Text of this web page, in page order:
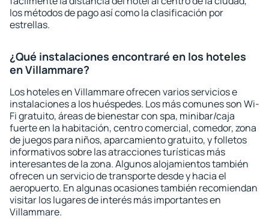
los métodos de pago así como la clasificación por
estrellas.
¿Qué instalaciones encontraré en los hoteles
en Villammare?
Los hoteles en Villammare ofrecen varios servicios e
instalaciones a los huéspedes. Los más comunes son Wi-
Fi gratuito, áreas de bienestar con spa, minibar/caja
fuerte en la habitación, centro comercial, comedor, zona
de juegos para niños, aparcamiento gratuito, y folletos
informativos sobre las atracciones turísticas más
interesantes de la zona. Algunos alojamientos también
ofrecen un servicio de transporte desde y hacia el
aeropuerto. En algunas ocasiones también recomiendan
visitar los lugares de interés más importantes en
Villammare.